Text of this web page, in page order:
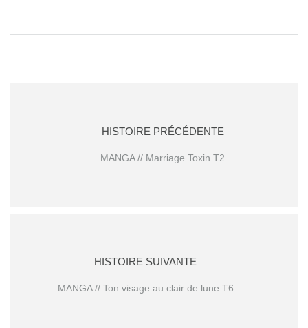
HISTOIRE PRÉCÉDENTE
MANGA // Marriage Toxin T2
HISTOIRE SUIVANTE
MANGA // Ton visage au clair de lune T6